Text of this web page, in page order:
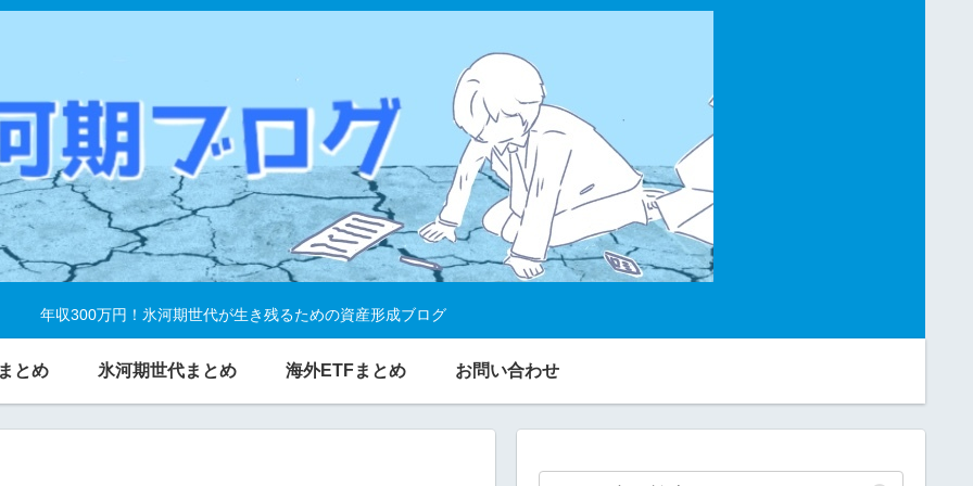
年収300万円！氷河期世代が生き残るための資産形成ブログ
とめ 氷河期世代まとめ 海外ETFまとめ お問い合わせ